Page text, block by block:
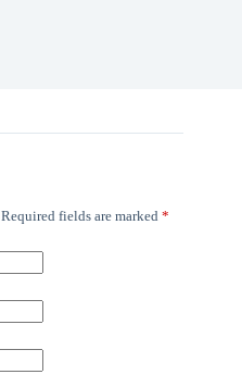
Required fields are marked *